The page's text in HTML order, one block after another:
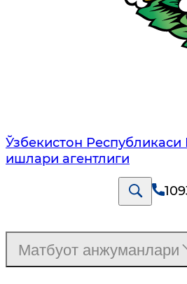
Ўзбекистон
ишлари агентлиги
Матбуот анжуманлари